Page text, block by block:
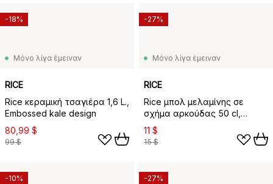
Μόνο λίγα έμειναν
RICE
Rice κεραμική τσαγιέρα 1,6 L.,
Embossed kale design
80,99 $
99 $
-18%
Μόνο λίγα έμειναν
RICE
Rice μπολ μελαμίνης σε
σχήμα αρκούδας 50 cl,
Brown
11 $
15 $
-27%
-10% -27%